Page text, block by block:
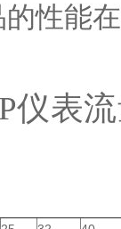
性能在
表